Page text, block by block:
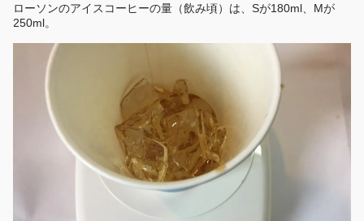
ローソンのアイスコーヒーの量（飲み頃）は、Sが180ml、Mが
250ml。